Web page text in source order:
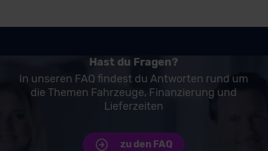
Hast du Fragen?
In unseren FAQ findest du Antworten rund um
die Themen Fahrzeuge, Finanzierung und
Lieferzeiten
zu den FAQ